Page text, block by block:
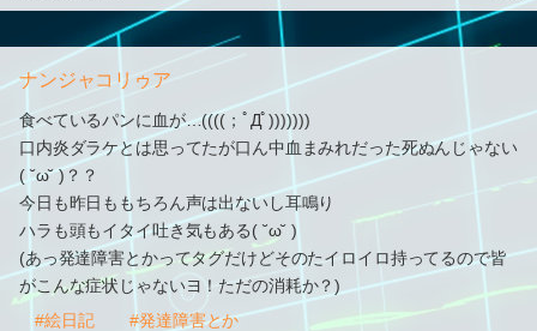
ナンジャコリゥア
食べているパンに血が…((((；ﾟДﾟ)))))))
口内炎ダラケとは思ってたが口ん中血まみれだった死ぬんじゃない
( ˘ω˘ )？？
今日も昨日ももちろん声は出ないし耳鳴り
ハラも頭もイタイ吐き気もある( ˘ω˘ )
(あっ発達障害とかってタグだけどそのたイロイロ持ってるので皆
がこんな症状じゃないヨ！ただの消耗か？)
#絵日記
#発達障害とか